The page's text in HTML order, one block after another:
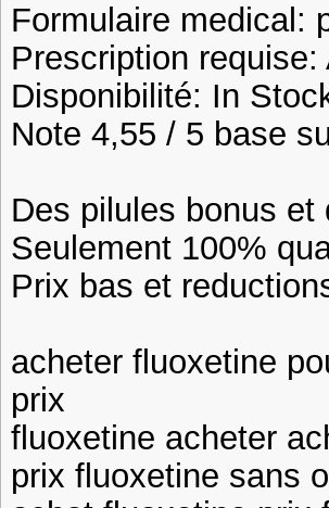
Formulaire medical:
Prescription
Disponibilité: In
Note 4,55 / 5 base
Des pilules bonus
Seulement 100%
Prix bas et
acheter fluoxetine
prix
fluoxetine acheter
prix fluoxetine sans